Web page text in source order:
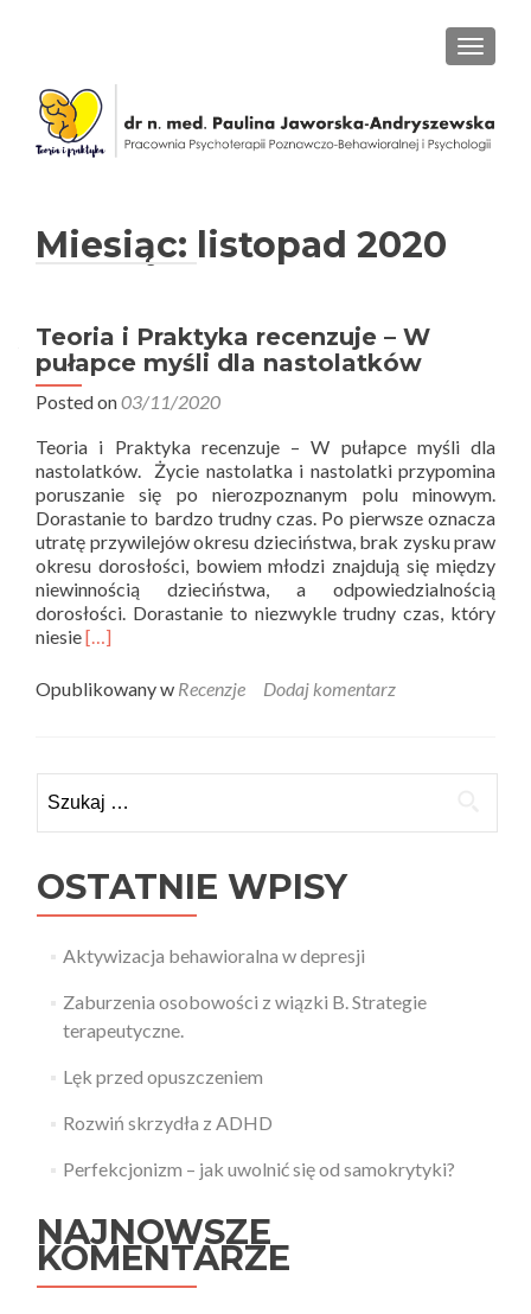
Miesiąc: listopad 2020
Teoria i Praktyka recenzuje – W
pułapce myśli dla nastolatków
Posted on03/11/2020
Teoria i Praktyka recenzuje – W pułapce myśli dla
nastolatków. Życie nastolatka i nastolatki przypomina
poruszanie się po nierozpoznanym polu minowym.
Dorastanie to bardzo trudny czas. Po pierwsze oznacza
utratę przywilejów okresu dzieciństwa, brak zysku praw
okresu dorosłości, bowiem młodzi znajdują się między
niewinnością dzieciństwa, a odpowiedzialnością
dorosłości. Dorastanie to niezwykle trudny czas, który
niesieRead
about
recenzuje
–
myśli
dla
nastolatków
[…]
Opublikowany w Recenzje Dodaj komentarz
OSTATNIE WPISY
Aktywizacja behawioralna w depresji
Zaburzenia osobowości z wiązki B. Strategie
terapeutyczne.
Lęk przed opuszczeniem
Rozwiń skrzydła z ADHD
Perfekcjonizm – jak uwolnić się od samokrytyki?
NAJNOWSZE
KOMENTARZE